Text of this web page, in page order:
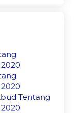
Tentang